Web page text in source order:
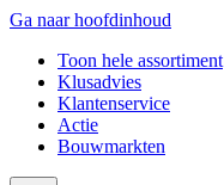
Ga naar hoofdinhoud
Toon hele assortiment
Klusadvies
Klantenservice
Actie
Bouwmarkten